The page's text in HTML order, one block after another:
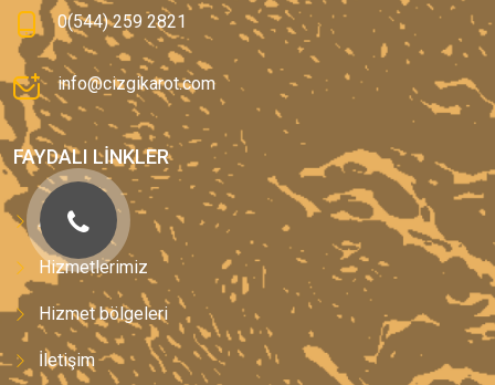
0(544) 259 2821
info@cizgikarot.com
FAYDALI LINKLER
Anasayfa
Hizmetlerimiz
Hizmet bölgeleri
İletişim